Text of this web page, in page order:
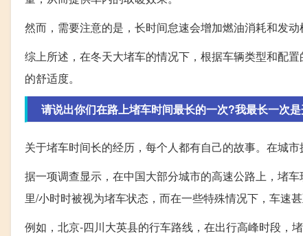
然而，需要注意的是，长时间怠速会增加燃油消耗和发
综上所述，在冬天大堵车的情况下，根据车辆类型和配
的舒适度。
请说出你们在路上堵车时间最长的一次?我最长一次
关于堵车时间长的经历，每个人都有自己的故事。在城
据一项调查显示，在中国大部分城市的高速公路上，堵
里/小时时被视为堵车状态，而在一些特殊情况下，车速
例如，北京-四川大英县的行车路线，在出行高峰时段，